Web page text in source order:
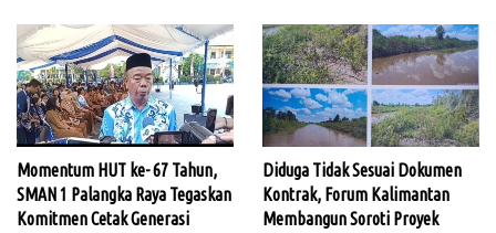
Momentum HUT ke- 67 Tahun,
SMAN 1 Palangka Raya Tegaskan
Komitmen Cetak Generasi
Diduga Tidak Sesuai Dokumen
Kontrak, Forum Kalimantan
Membangun Soroti Proyek